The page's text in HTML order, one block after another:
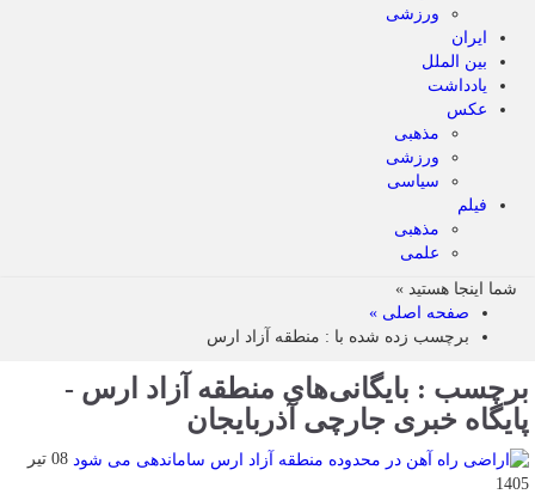
ورزشی
ایران
بین الملل
یادداشت
عکس
مذهبی
ورزشی
سیاسی
فیلم
مذهبی
علمی
شما اینجا هستید »
صفحه اصلی »
برچسب زده شده با : منطقه آزاد ارس
برچسب : بایگانی‌های منطقه آزاد ارس -
پایگاه خبری جارچی آذربایجان
08 تیر
1405